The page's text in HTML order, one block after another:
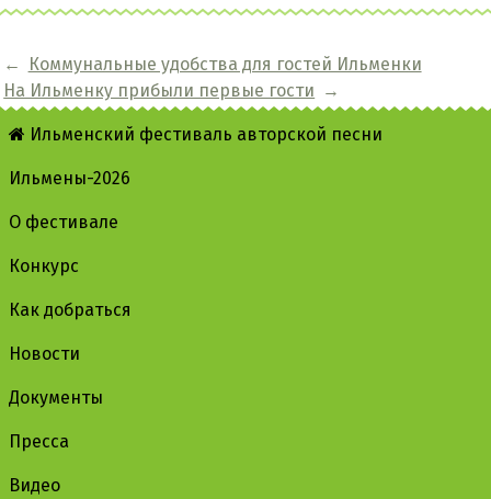
←
Коммунальные удобства для гостей Ильменки
На Ильменку прибыли первые гости →
Ильменский фестиваль авторской песни
Ильмены-2026
О фестивале
Конкурс
Как добраться
Новости
Документы
Пресса
Видео